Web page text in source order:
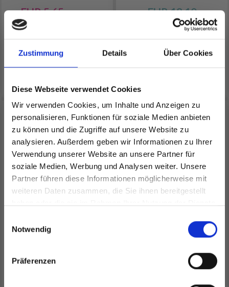
Zustimmung Details Über Cookies
Diese Webseite verwendet Cookies
Wir verwenden Cookies, um Inhalte und Anzeigen zu
personalisieren, Funktionen für soziale Medien anbieten
zu können und die Zugriffe auf unsere Website zu
analysieren. Außerdem geben wir Informationen zu Ihrer
Verwendung unserer Website an unsere Partner für
soziale Medien, Werbung und Analysen weiter. Unsere
Partner führen diese Informationen möglicherweise mit
weiteren Daten zusammen, die Sie ihnen bereitgestellt
Notwendig
Präferenzen
EUR 5.65EUR 8.05
Angebot bis 31/08/2026
EUR 18.10
Anzahl
PRYM DRUCKKNÖPFE
PRYM DRUCKKNÖPFE
Spare bis zu 50%
und erhalte exklusiven Zugang zu